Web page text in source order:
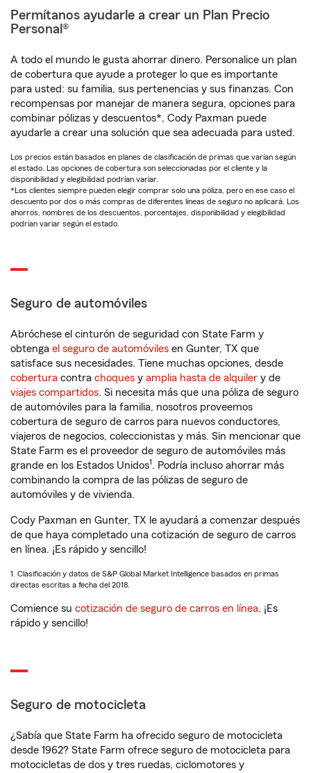
Permítanos ayudarle a crear un Plan Precio
Personal®
A todo el mundo le gusta ahorrar dinero. Personalice un plan
de cobertura que ayude a proteger lo que es importante
para usted: su familia, sus pertenencias y sus finanzas. Con
recompensas por manejar de manera segura, opciones para
combinar pólizas y descuentos*, Cody Paxman puede
ayudarle a crear una solución que sea adecuada para usted.
Los precios están basados en planes de clasificación de primas que varían según
el estado. Las opciones de cobertura son seleccionadas por el cliente y la
disponibilidad y elegibilidad podrían variar.
*Los clientes siempre pueden elegir comprar solo una póliza, pero en ese caso el
descuento por dos o más compras de diferentes líneas de seguro no aplicará. Los
ahorros, nombres de los descuentos, porcentajes, disponibilidad y elegibilidad
podrían variar según el estado.
Seguro de automóviles
Abróchese el cinturón de seguridad con State Farm y
obtenga el seguro de automóviles en Gunter, TX que
satisface sus necesidades. Tiene muchas opciones, desde
cobertura contra choques y amplia hasta de alquiler y de
viajes compartidos. Si necesita más que una póliza de seguro
de automóviles para la familia, nosotros proveemos
cobertura de seguro de carros para nuevos conductores,
viajeros de negocios, coleccionistas y más. Sin mencionar que
State Farm es el proveedor de seguro de automóviles más
grande en los Estados Unidos1. Podría incluso ahorrar más
combinando la compra de las pólizas de seguro de
automóviles y de vivienda.
Cody Paxman en Gunter, TX le ayudará a comenzar después
de que haya completado una cotización de seguro de carros
en línea. ¡Es rápido y sencillo!
1. Clasificación y datos de S&P Global Market Intelligence basados en primas
directas escritas a fecha del 2018.
Comience su cotización de seguro de carros en línea. ¡Es
rápido y sencillo!
Seguro de motocicleta
¿Sabía que State Farm ha ofrecido seguro de motocicleta
desde 1962? State Farm ofrece seguro de motocicleta para
motocicletas de dos y tres ruedas, ciclomotores y